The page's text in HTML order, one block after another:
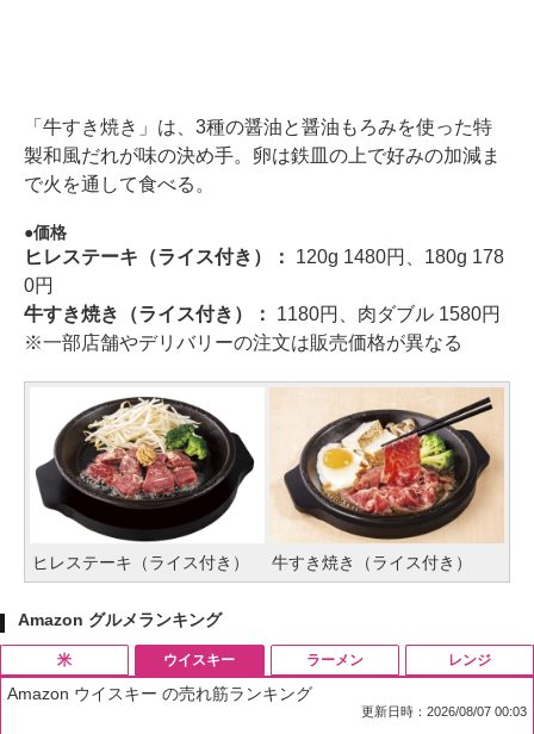
「牛すき焼き」は、3種の醤油と醤油もろみを使った特
製和風だれが味の決め手。卵は鉄皿の上で好みの加減ま
で火を通して食べる。
価格
ヒレステーキ（ライス付き）： 120g 1480円、180g 178
0円
牛すき焼き（ライス付き）： 1180円、肉ダブル 1580円
※一部店舗やデリバリーの注文は販売価格が異なる
ヒレステーキ（ライス付き） 牛すき焼き（ライス付き）
Amazon グルメランキング
米 ウイスキー
Amazon ウイスキー の売れ筋ランキング
更新日時：2026/08/07 00:03
ラーメン レンジ